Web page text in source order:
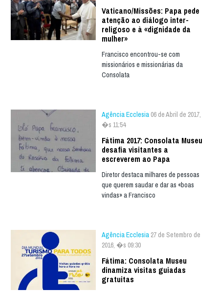
Vaticano/Missões: Papa pede
atenção ao diálogo inter-
religoso e à «dignidade da
mulher»
Francisco encontrou-se com
missionários e missionárias da
Consolata
Agência Ecclesia 06 de Abril de 2017,
�s 11:54
Fátima 2017: Consolata Museu
desafia visitantes a
escreverem ao Papa
Diretor destaca milhares de pessoas
que querem saudar e dar as «boas
vindas» a Francisco
Agência Ecclesia 27 de Setembro de
2016, �s 09:30
Fátima: Consolata Museu
dinamiza visitas guiadas
gratuitas